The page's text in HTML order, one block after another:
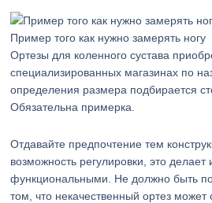
Пример того как нужно замерять ногу
Ортезы для коленного сустава
специализированных магазинах по
определения размера подбирается
Обязательна примерка.
Отдавайте предпочтение тем
возможность регулировки, это
функциональными. Не должно быть
том, что некачественный ортез может